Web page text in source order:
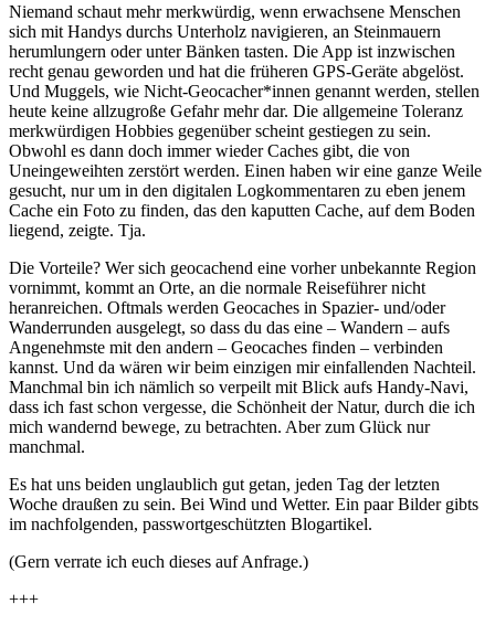
Niemand schaut mehr merkwürdig, wenn erwachsene Menschen
sich mit Handys durchs Unterholz navigieren, an Steinmauern
herumlungern oder unter Bänken tasten. Die App ist inzwischen
recht genau geworden und hat die früheren GPS-Geräte abgelöst.
Und Muggels, wie Nicht-Geocacher*innen genannt werden, stellen
heute keine allzugroße Gefahr mehr dar. Die allgemeine Toleranz
merkwürdigen Hobbies gegenüber scheint gestiegen zu sein.
Obwohl es dann doch immer wieder Caches gibt, die von
Uneingeweihten zerstört werden. Einen haben wir eine ganze Weile
gesucht, nur um in den digitalen Logkommentaren zu eben jenem
Cache ein Foto zu finden, das den kaputten Cache, auf dem Boden
liegend, zeigte. Tja.
Die Vorteile? Wer sich geocachend eine vorher unbekannte Region
vornimmt, kommt an Orte, an die normale Reiseführer nicht
heranreichen. Oftmals werden Geocaches in Spazier- und/oder
Wanderrunden ausgelegt, so dass du das eine – Wandern – aufs
Angenehmste mit den andern – Geocaches finden – verbinden
kannst. Und da wären wir beim einzigen mir einfallenden Nachteil.
Manchmal bin ich nämlich so verpeilt mit Blick aufs Handy-Navi,
dass ich fast schon vergesse, die Schönheit der Natur, durch die ich
mich wandernd bewege, zu betrachten. Aber zum Glück nur
manchmal.
Es hat uns beiden unglaublich gut getan, jeden Tag der letzten
Woche draußen zu sein. Bei Wind und Wetter. Ein paar Bilder gibts
im nachfolgenden, passwortgeschützten Blogartikel.
(Gern verrate ich euch dieses auf Anfrage.)
+++